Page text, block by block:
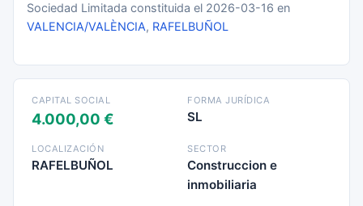
Sociedad Limitada constituida el 2026-03-16 en
VALENCIA/VALÈNCIA, RAFELBUÑOL
CAPITAL SOCIAL
4.000,00 €
FORMA JURÍDICA
SL
LOCALIZACIÓN
RAFELBUÑOL
SECTOR
Construccion e
inmobiliaria